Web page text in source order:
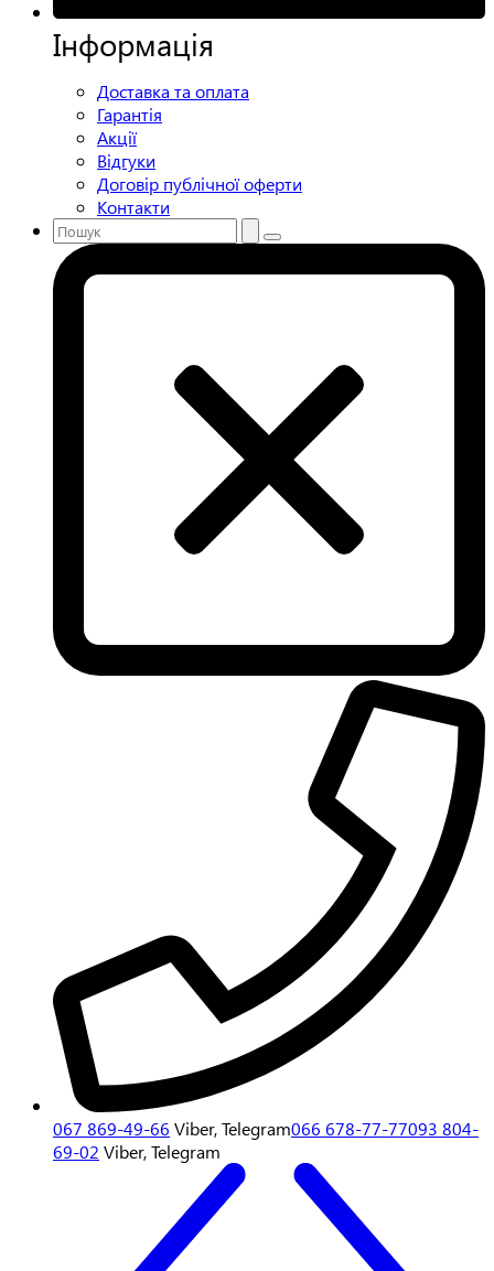
Інформація
Доставка та оплата
Гарантія
Акції
Відгуки
Договір публічної оферти
Контакти
067 869-49-66 Viber, Telegram066 678-77-77093 804-
69-02 Viber, Telegram